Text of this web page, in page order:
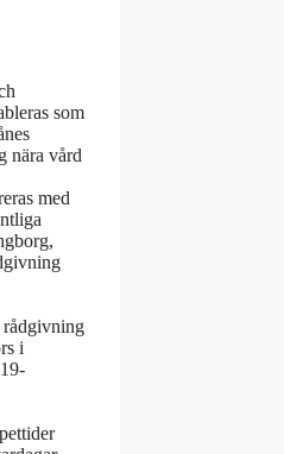
som
nära vård
med
i